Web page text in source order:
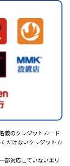
義のクレジットカード
だけないクレジットカ
対応していないエリ